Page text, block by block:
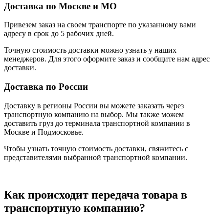
Доставка по Москве и МО
Привезем заказ на своем транспорте по указанному вами
адресу в срок до 5 рабочих дней.
Точную стоимость доставки можно узнать у наших
менеджеров. Для этого оформите заказ и сообщите нам адрес
доставки.
Доставка по России
Доставку в регионы России вы можете заказать через
транспортную компанию на выбор. Мы также можем
доставить груз до терминала транспортной компании в
Москве и Подмосковье.
Чтобы узнать точную стоимость доставки, свяжитесь с
представителями выбранной транспортной компании.
Как происходит передача товара в
транспортную компанию?